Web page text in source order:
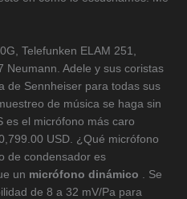
Telefunken ELAM 251,
Neumann. Adele y sus coristas
de Sennheiser para todas sus
de música se haga sin
es el micrófono más caro
USD. ¿Qué micrófono
de condensador es
un micrófono dinámico . Se
de 8 a 32 mV/Pa para